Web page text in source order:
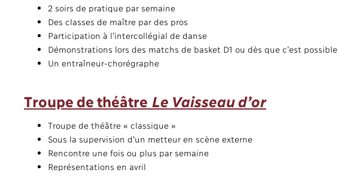
2 soirs de pratique par semaine
Des classes de maître par des pros
Participation à l’intercollégial de danse
Démonstrations lors des matchs de basket D1 ou dès que c’est possible
Un entraîneur-chorégraphe
Troupe de théâtre Le Vaisseau d’or
Troupe de théâtre « classique »
Sous la supervision d’un metteur en scène externe
Rencontre une fois ou plus par semaine
Représentations en avril